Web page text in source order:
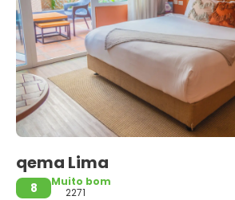
qema Lima
8
Muito bom
2271